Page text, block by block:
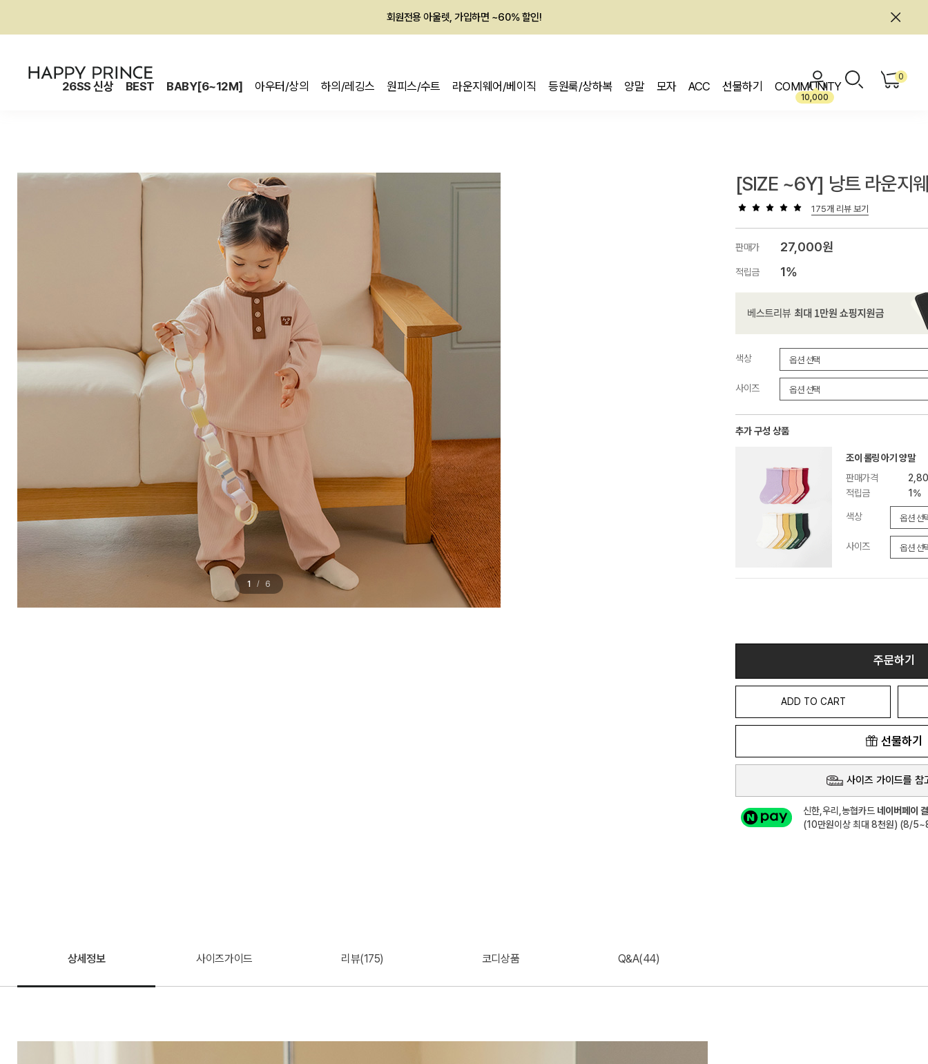
회원전용 아울렛, 가입하면 ~60% 할인!
26SS 신상 BEST BABY[6~12M] 아우터/상의 하의/레깅스 원피스/수트 라운지웨어/베이직 등원룩/상하복 양말 모자 ACC 선물하기 COMMUNITY
10,000
0
1 / 6
[SIZE ~6Y] 낭트 라운지
175개 리뷰 보기
판매가 27,000원
적립금 1%
색상
사이즈
추가 구성 상품
조이 롤링 아기 양말
판매가격
적립금
1%
색상
사이즈
주문하기
ADD TO CART
선물하기
사이즈 가이드를 참
신한,우리,농협카드 네이버페이
(10만원이상 최대 8천원) (8/
상세정보 사이즈가이드 리뷰(175) 코디상품 Q&A(44)